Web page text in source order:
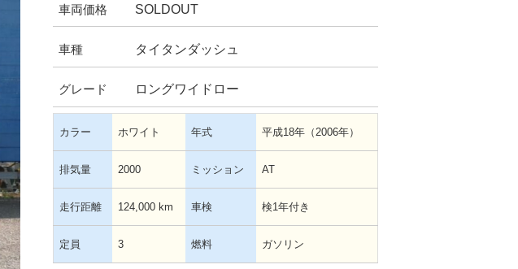
車両価格 SOLDOUT
車種 タイタンダッシュ
グレード ロングワイドロー
カラー ホワイト 年式 平成18年（2006年）
排気量 2000 ミッション AT
走行距離 124,000 km 車検 検1年付き
定員 3 燃料 ガソリン